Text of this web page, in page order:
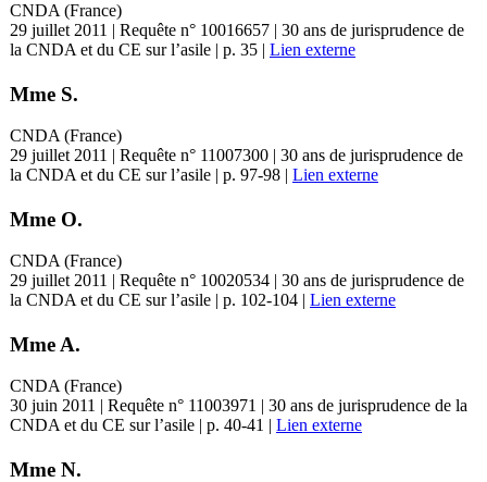
CNDA (France)
29 juillet 2011 | Requête n° 10016657 | 30 ans de jurisprudence de
la CNDA et du CE sur l’asile | p. 35 | Lien externe
Mme S.
CNDA (France)
29 juillet 2011 | Requête n° 11007300 | 30 ans de jurisprudence de
la CNDA et du CE sur l’asile | p. 97-98 | Lien externe
Mme O.
CNDA (France)
29 juillet 2011 | Requête n° 10020534 | 30 ans de jurisprudence de
la CNDA et du CE sur l’asile | p. 102-104 | Lien externe
Mme A.
CNDA (France)
30 juin 2011 | Requête n° 11003971 | 30 ans de jurisprudence de la
CNDA et du CE sur l’asile | p. 40-41 | Lien externe
Mme N.